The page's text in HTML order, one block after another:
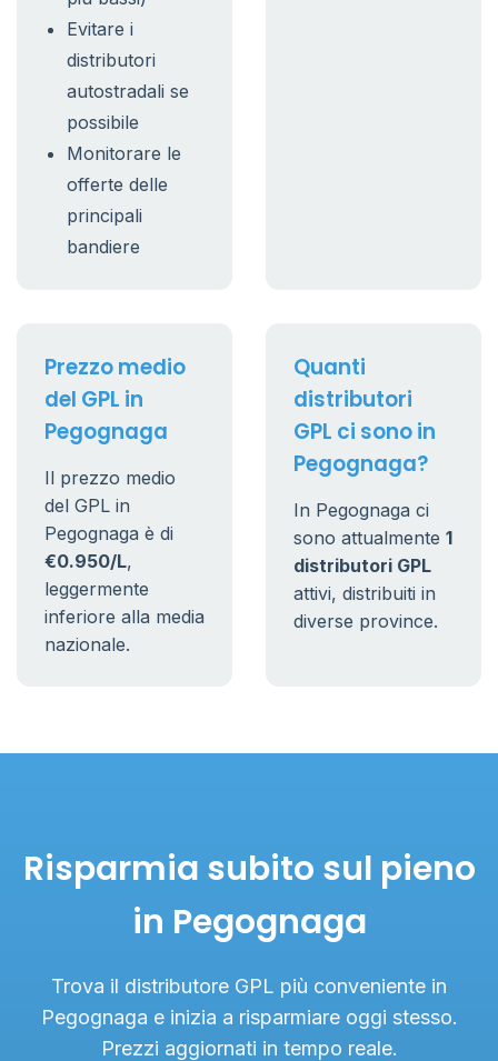
Evitare i
distributori
autostradali se
possibile
Monitorare le
offerte delle
principali
bandiere
Prezzo medio
del GPL in
Pegognaga
Il prezzo medio
del GPL in
Pegognaga è di
€0.950/L,
leggermente
inferiore alla media
nazionale.
Quanti
distributori
GPL ci sono in
Pegognaga?
In Pegognaga ci
sono attualmente 1
distributori GPL
attivi, distribuiti in
diverse province.
Risparmia subito sul pieno
in Pegognaga
Trova il distributore GPL più conveniente in
Pegognaga e inizia a risparmiare oggi stesso.
Prezzi aggiornati in tempo reale.